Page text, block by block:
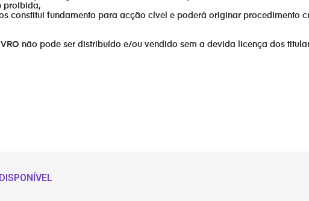
proibida,
constitui fundamento para acção cível e poderá originar procedimento
não pode ser distribuído e/ou vendido sem a devida licença dos